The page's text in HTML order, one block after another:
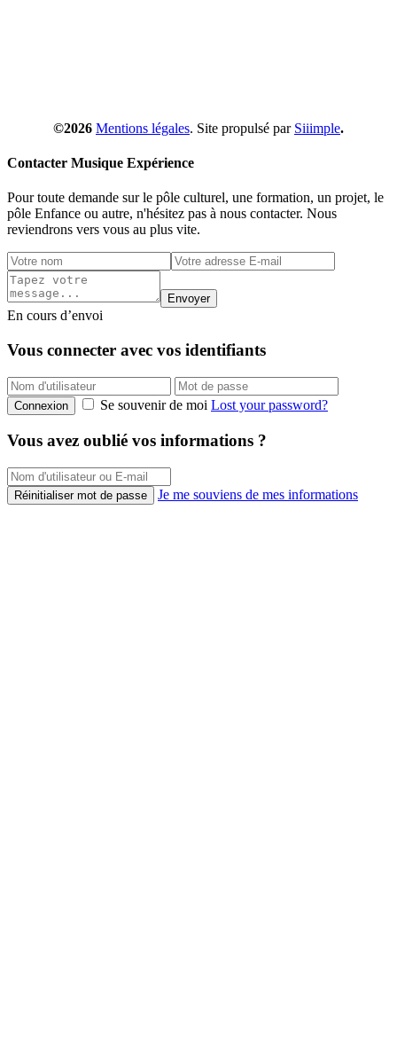
©2026 Mentions légales. Site propulsé par Siiimple.
Contacter Musique Expérience
Pour toute demande sur le pôle culturel, une formation, un projet, le
pôle Enfance ou autre, n'hésitez pas à nous contacter. Nous
reviendrons vers vous au plus vite.
Envoyer
En cours d’envoi
Vous connecter avec vos identifiants
Connexion Se souvenir de moi Lost your password?
Vous avez oublié vos informations ?
Réinitialiser mot de passe Je me souviens de mes informations